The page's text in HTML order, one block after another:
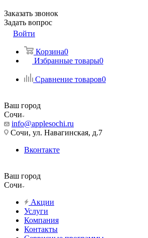
Заказать звонок
Задать вопрос
Войти
Корзина0
Избранные товары0
Сравнение товаров0
Ваш город
Сочи
info@applesochi.ru
Сочи, ул. Навагинская, д.7
Вконтакте
Ваш город
Сочи
Акции
Услуги
Компания
Контакты